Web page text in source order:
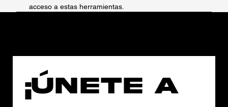
acceso a estas herramientas.
¡Únete a